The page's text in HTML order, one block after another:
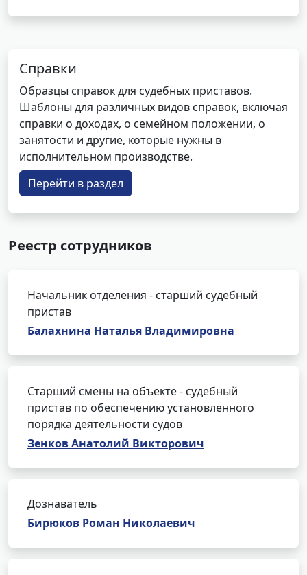
Справки
Образцы справок для судебных приставов.
Шаблоны для различных видов справок, включая
справки о доходах, о семейном положении, о
занятости и другие, которые нужны в
исполнительном производстве.
Перейти в раздел
Реестр сотрудников
Начальник отделения - старший судебный
пристав
Балахнина Наталья Владимировна
Старший смены на объекте - судебный
пристав по обеспечению установленного
порядка деятельности судов
Зенков Анатолий Викторович
Дознаватель
Бирюков Роман Николаевич